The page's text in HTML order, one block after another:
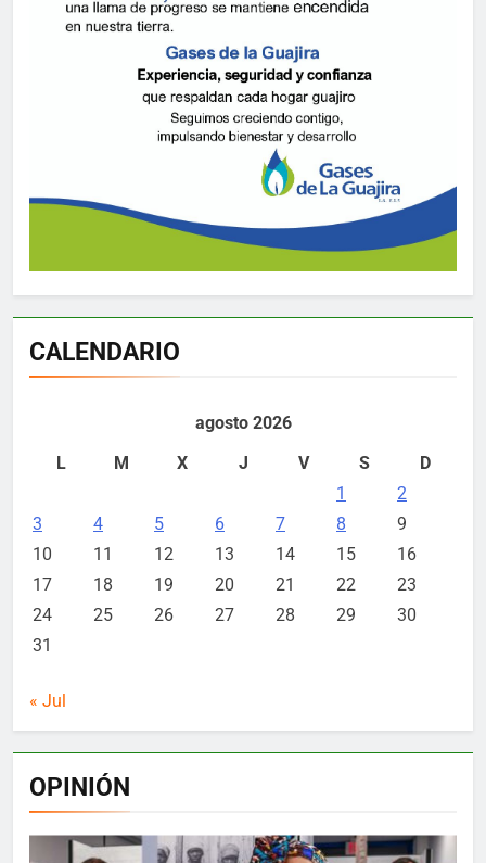
CALENDARIO
agosto 2026
L
M X J V S
D
1
2
3
4 5 6 7 8
9
10
11 12 13 14 15
16
17
18 19 20 21 22
23
24
25 26 27 28 29
30
31
« Jul
OPINIÓN